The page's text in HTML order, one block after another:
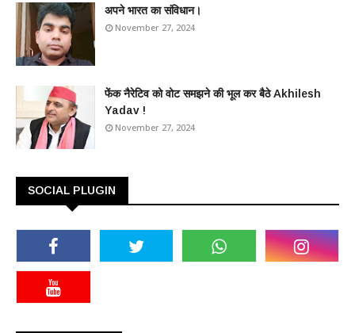
अपने भारत का संविधान।
November 27, 2024
फेंक नैरेटिव को वोट समझने की भूल कर बैठे Akhilesh
Yadav !
November 27, 2024
SOCIAL PLUGIN